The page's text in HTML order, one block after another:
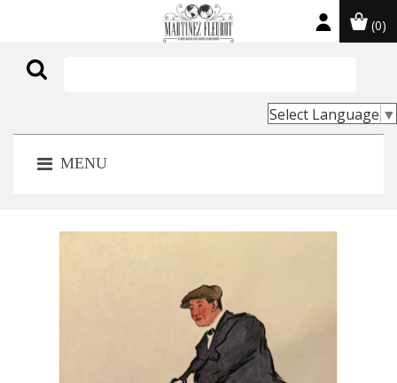
(0)
Select Language ▼
MENU